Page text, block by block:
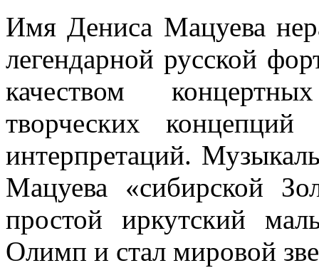
Имя Дениса Мацуева
легендарной русской
качеством
творческих
интерпретаций.
Мацуева «сибирской
простой иркутский
Олимп и стал мировой